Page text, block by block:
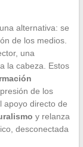
alternativa: se
de los medios.
una
la cabeza. Estos
de los
apoyo directo de
y relanza
desconectada